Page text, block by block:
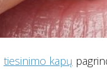
tiesinimo kapų